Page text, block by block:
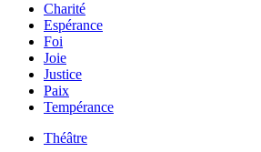
Charité
Espérance
Foi
Joie
Justice
Paix
Tempérance
Théâtre